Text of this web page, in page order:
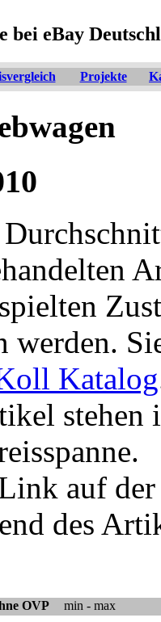
eBay
Projekte
werden.
Katalog
auf
des
OVP min - max